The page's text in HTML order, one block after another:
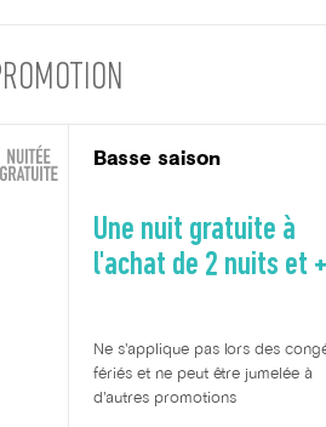
Basse saison
Une nuit gratuite à
l'achat de 2 nuits et +
Ne s'applique pas lors des
fériés et ne peut être jumelée à
d'autres promotions